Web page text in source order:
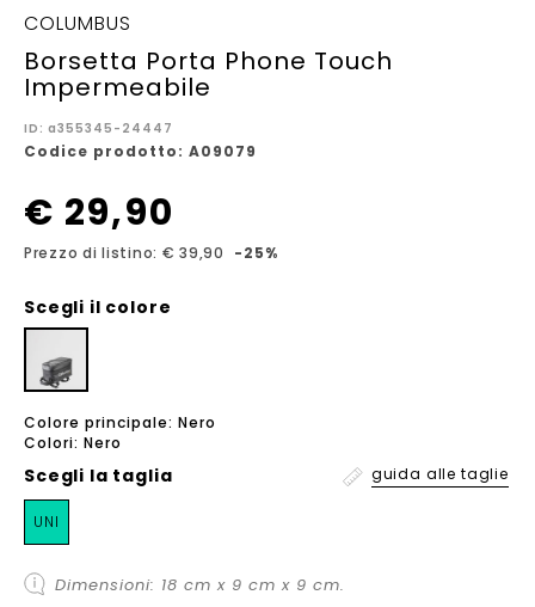
COLUMBUS
Borsetta Porta Phone Touch
Impermeabile
ID: a355345-24447
Codice prodotto: A09079
€ 29,90
Prezzo di listino: € 39,90 -25%
Scegli il colore
Colore principale: Nero
Colori: Nero
Scegli la taglia guida alle taglie
UNI
Dimensioni: 18 cm x 9 cm x 9 cm.